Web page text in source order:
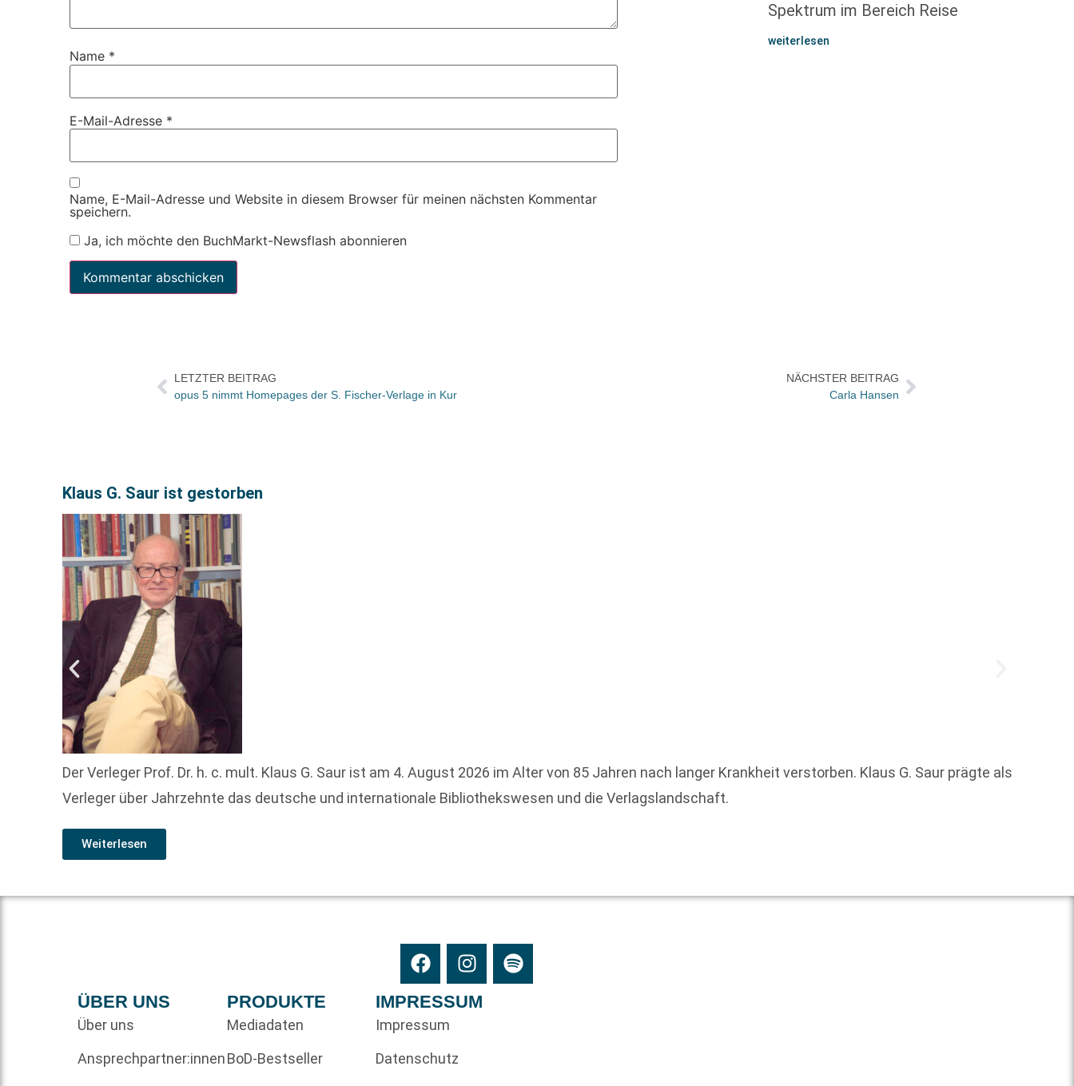
Name *
E-Mail-Adresse *
Name, E-Mail-Adresse und Website in diesem Browser für meinen nächsten Kommentar
speichern.
Ja, ich möchte den BuchMarkt-Newsflash abonnieren
Spektrum im Bereich Reise
weiterlesen
LETZTER BEITRAG
opus 5 nimmt Homepages der S. Fischer-Verlage in Kur
NÄCHSTER BEITRAG
Carla Hansen
Klaus G. Saur ist gestorben
Der Verleger Prof. Dr. h. c. mult. Klaus G. Saur ist am 4. August 2026 im Alter von 85 Jahren nach langer Krankheit verstorben. Klaus G. Saur prägte als
Verleger über Jahrzehnte das deutsche und internationale Bibliothekswesen und die Verlagslandschaft.
Weiterlesen
ÜBER UNS
Über uns
Ansprechpartner:innen
PRODUKTE
Mediadaten
BoD-Bestseller
IMPRESSUM
Impressum
Datenschutz